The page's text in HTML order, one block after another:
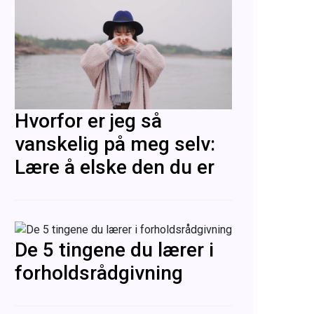
Hvorfor er jeg så
vanskelig på meg selv:
Lære å elske den du er
De 5 tingene du lærer i
forholdsrådgivning